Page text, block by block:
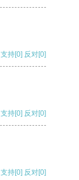
支持[0] 反对[0]
支持[0] 反对[0]
支持[0] 反对[0]